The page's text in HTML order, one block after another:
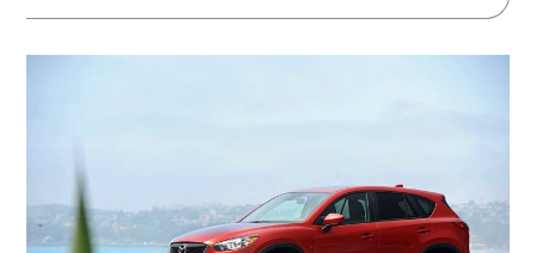
vào một phân khúc khá sôi động của thị trường ô tô thế